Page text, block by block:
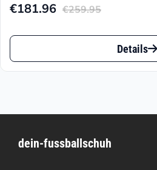
€259.95
Ursprünglicher
Preis
€259.95
€181.96
Aktueller
Preis
€181.96.
Dieses
Produkt
auf.
Details
dein-fussballschuh